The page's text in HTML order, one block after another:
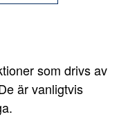
som drivs av
är vanligtvis